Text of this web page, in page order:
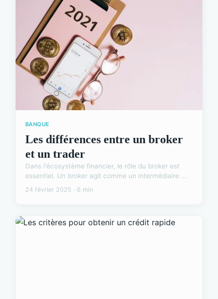
BANQUE
Les différences entre un broker
et un trader
Dans l'écosystème financier, le rôle du broker est
essentiel. Un broker agit comme un intermédiaire ...
24 février 2025 · 6 min